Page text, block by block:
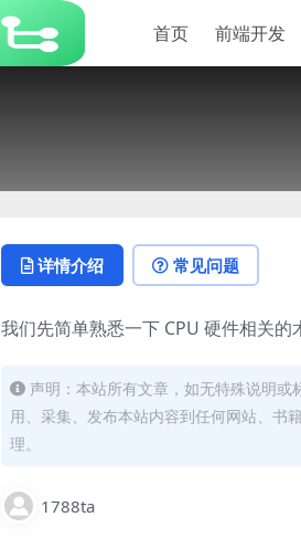
首页 前端开发
详情介绍 常见问题
我们先简单熟悉一下 CPU 硬件相关的
声明：本站所有文章，如无特殊说明
用、采集、发布本站内容到任何网站、书
理。
1788ta